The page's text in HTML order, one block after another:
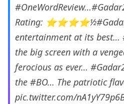
#OneWordReview…
Rating: ⭐️⭐️⭐️⭐️½
entertainment at its best…
the big screen with a
ferocious as ever…
the #BO… The patriotic
pic.twitter.com/